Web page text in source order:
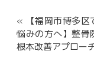
«
【福岡市博多
悩みの方へ】整骨
根本改善アプロー